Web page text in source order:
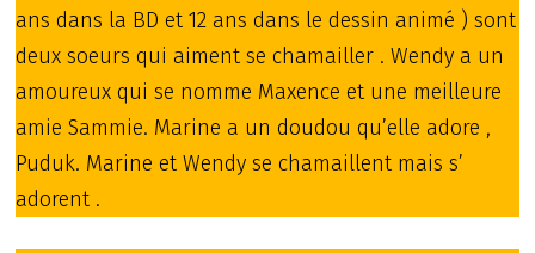
ans dans la BD et 12 ans dans le dessin animé ) sont
deux soeurs qui aiment se chamailler . Wendy a un
amoureux qui se nomme Maxence et une meilleure
amie Sammie. Marine a un doudou qu’elle adore ,
Puduk. Marine et Wendy se chamaillent mais s’
adorent .